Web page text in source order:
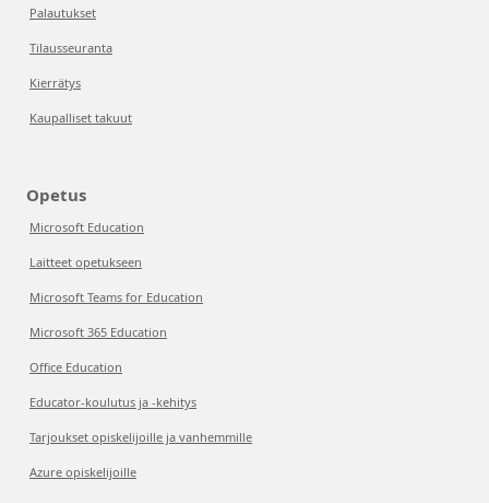
Palautukset
Tilausseuranta
Kierrätys
Kaupalliset takuut
Opetus
Microsoft Education
Laitteet opetukseen
Microsoft Teams for Education
Microsoft 365 Education
Office Education
Educator-koulutus ja -kehitys
Tarjoukset opiskelijoille ja vanhemmille
Azure opiskelijoille